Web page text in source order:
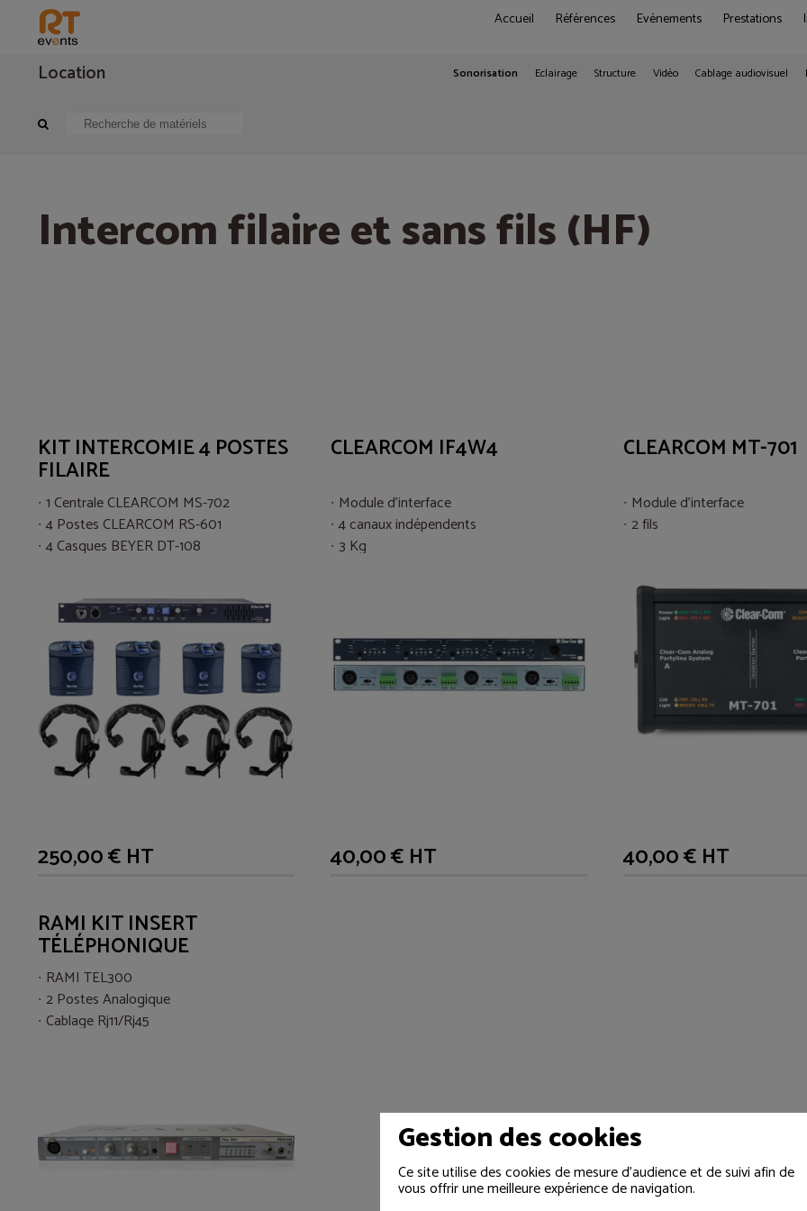
Accueil Références Evénements Prestations
Location Sonorisation Eclairage Structure Vidéo Cablage audiovisuel
Sonorisation Intercomie Intercom filaire et sans fils (HF)
Intercom filaire et sans fils (HF)
KIT INTERCOMIE 4 POSTES
FILAIRE
1 Centrale CLEARCOM MS-702
4 Postes CLEARCOM RS-601
4 Casques BEYER DT-108
250,00 € HT
CLEARCOM IF4W4
Module d'interface
4 canaux indépendents
3 Kg
40,00 € HT
CLEARCOM MT-701
Module d'interface
2 fils
40,00 € HT
RAMI KIT INSERT
TÉLÉPHONIQUE
RAMI TEL300
2 Postes Analogique
Cablage Rj11/Rj45
Gestion des cookies
Ce site utilise des cookies de mesure d'audience et de suivi afin de
vous offrir une meilleure expérience de navigation.